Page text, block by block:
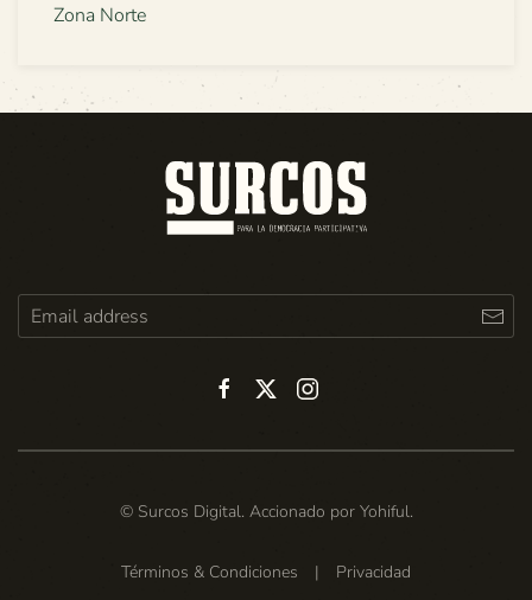
Zona Norte
© Surcos Digital. Accionado por Yohiful.
Términos & Condiciones | Privacidad